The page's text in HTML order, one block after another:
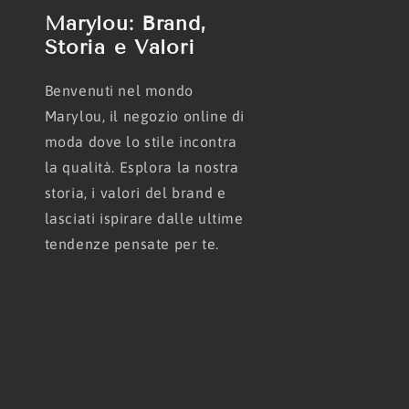
Marylou: Brand,
Storia e Valori
Benvenuti nel mondo
Marylou, il negozio online di
moda dove lo stile incontra
la qualità. Esplora la nostra
storia, i valori del brand e
lasciati ispirare dalle ultime
tendenze pensate per te.